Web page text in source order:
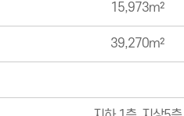
15,973m²
39,270m²